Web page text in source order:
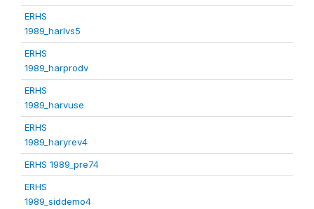
ERHS
1989_harlvs5
ERHS
1989_harprodv
ERHS
1989_harvuse
ERHS
1989_haryrev4
ERHS 1989_pre74
ERHS
1989_siddemo4